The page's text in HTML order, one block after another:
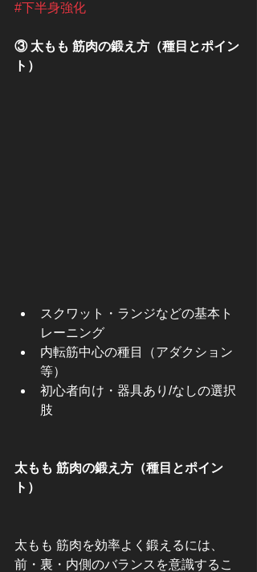
#下半身強化
③ 太もも 筋肉の鍛え方（種目とポイン
ト）
スクワット・ランジなどの基本ト
レーニング
内転筋中心の種目（アダクション
等）
初心者向け・器具あり/なしの選択
肢
太もも 筋肉の鍛え方（種目とポイン
ト）
太もも 筋肉を効率よく鍛えるには、
前・裏・内側のバランスを意識するこ